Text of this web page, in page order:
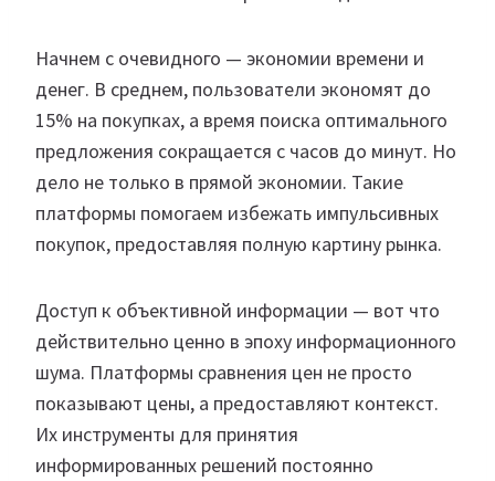
Начнем с очевидного — экономии времени и
денег. В среднем, пользователи экономят до
15% на покупках, а время поиска оптимального
предложения сокращается с часов до минут. Но
дело не только в прямой экономии. Такие
платформы помогаем избежать импульсивных
покупок, предоставляя полную картину рынка.
Доступ к объективной информации — вот что
действительно ценно в эпоху информационного
шума. Платформы сравнения цен не просто
показывают цены, а предоставляют контекст.
Их инструменты для принятия
информированных решений постоянно